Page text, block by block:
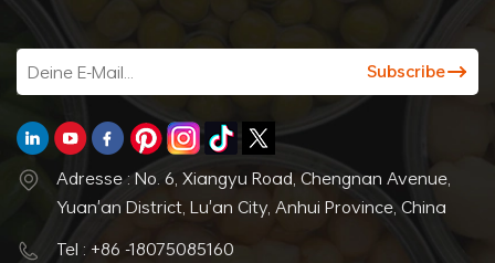
Adresse : No. 6, Xiangyu Road, Chengnan Avenue,
Yuan'an District, Lu'an City, Anhui Province, China
Tel : +86 -18075085160